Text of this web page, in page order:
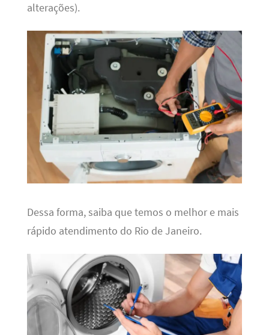
alterações).
Dessa forma, saiba que temos o melhor e mais
rápido atendimento do Rio de Janeiro.